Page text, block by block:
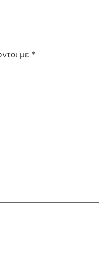
με *